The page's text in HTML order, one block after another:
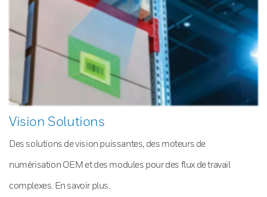
Vision Solutions
Des solutions de vision puissantes, des moteurs de
numérisation OEM et des modules pour des flux de travail
complexes. En savoir plus.